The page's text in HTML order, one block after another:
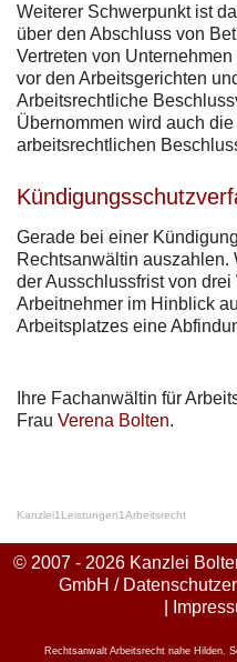
Weiterer Schwerpunkt ist
über den Abschluss von
Vertreten von
vor den Arbeitsgerichten
Arbeitsrechtliche
Übernommen wird auch
arbeitsrechtlichen
Gerade bei einer
Rechtsanwältin auszahlen.
der Ausschlussfrist von
Arbeitnehmer im Hinblick
Arbeitsplatzes eine
Ihre Fachanwältin für
Frau Verena Bolten.
Kanzlei1 Leistungen1Arbeitsrecht
© 2007 - 2026 Kanzlei
GmbH /
Rechtsanwalt Arbeitsrecht nahe Hilden,